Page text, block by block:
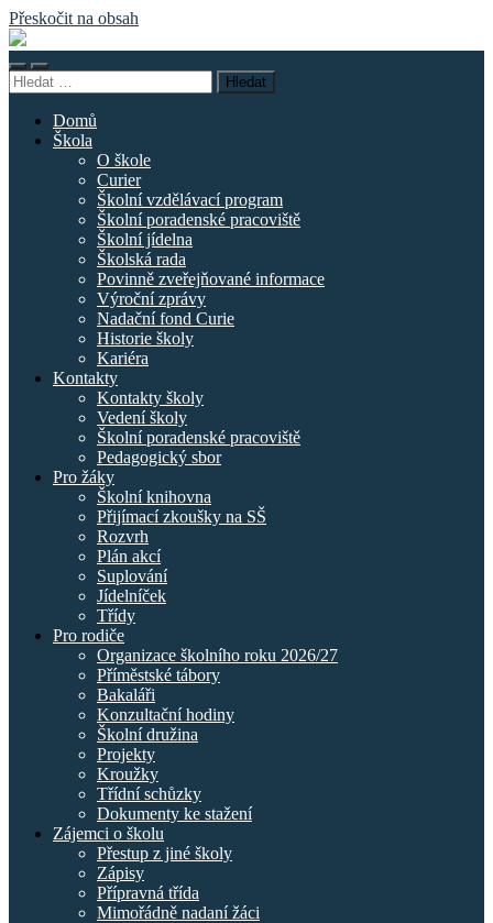
Přeskočit na obsah
Základní
škola
náměstí
Curieových
Přepnout
mobilní
Přepnout
vyhledávací
Vyhledávání
Domů
Škola
O škole
Curier
Školní vzdělávací program
Školní poradenské pracoviště
Školní jídelna
Školská rada
Povinně zveřejňované informace
Výroční zprávy
Nadační fond Curie
Historie školy
Kariéra
Kontakty
Kontakty školy
Vedení školy
Školní poradenské pracoviště
Pedagogický sbor
Pro žáky
Školní knihovna
Přijímací zkoušky na SŠ
Rozvrh
Plán akcí
Suplování
Jídelníček
Třídy
Pro rodiče
Organizace školního roku 2026/27
Příměstské tábory
Bakaláři
Konzultační hodiny
Školní družina
Projekty
Kroužky
Třídní schůzky
Dokumenty ke stažení
Zájemci o školu
Přestup z jiné školy
Zápisy
Přípravná třída
Mimořádně nadaní žáci